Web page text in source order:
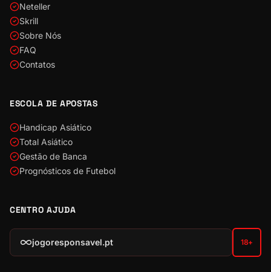
Neteller
Skrill
Sobre Nós
FAQ
Contatos
ESCOLA DE APOSTAS
Handicap Asiático
Total Asiático
Gestão de Banca
Prognósticos de Futebol
CENTRO AJUDA
jogoresponsavel.pt 18+